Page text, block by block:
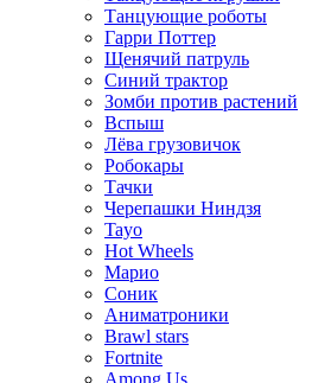
Танцующие роботы
Гарри Поттер
Щенячий патруль
Синий трактор
Зомби против растений
Вспыш
Лёва грузовичок
Робокары
Тачки
Черепашки Ниндзя
Tayo
Hot Wheels
Марио
Соник
Аниматроники
Brawl stars
Fortnite
Among Us